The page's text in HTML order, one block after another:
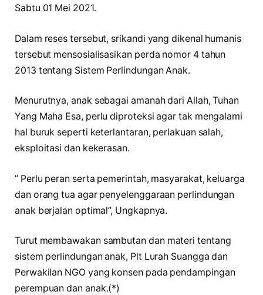
Sabtu 01 Mei 2021.
Dalam reses tersebut, srikandi yang dikenal humanis
tersebut mensosialisasikan perda nomor 4 tahun
2013 tentang Sistem Perlindungan Anak.
Menurutnya, anak sebagai amanah dari Allah, Tuhan
Yang Maha Esa, perlu diproteksi agar tak mengalami
hal buruk seperti keterlantaran, perlakuan salah,
eksploitasi dan kekerasan.
” Perlu peran serta pemerintah, masyarakat, keluarga
dan orang tua agar penyelenggaraan perlindungan
anak berjalan optimal”, Ungkapnya.
Turut membawakan sambutan dan materi tentang
sistem perlindungan anak, Plt Lurah Suangga dan
Perwakilan NGO yang konsen pada pendampingan
perempuan dan anak.(*)